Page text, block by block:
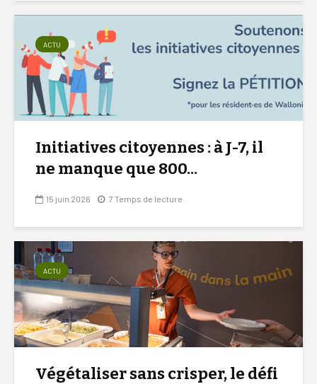
ACTU
Initiatives citoyennes : à J-7, il
ne manque que 800...
15 juin 2026 7 Temps de lecture
ACTU
Végétaliser sans crisper, le défi